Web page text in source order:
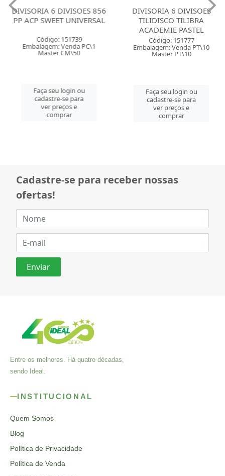
DIVISORIA 6 DIVISOES 856
PP ACP SWEET UNIVERSAL
Código: 151739
Embalagem: Venda PC\1
Master CM\50
Faça seu login ou
cadastre-se para
ver preços e
comprar
DIVISORIA 6 DIVISOES
TILIDISCO TILIBRA
ACADEMIE PASTEL
Código: 151777
Embalagem: Venda PT\10
Master PT\10
Faça seu login ou
cadastre-se para
ver preços e
comprar
Cadastre-se para receber nossas
ofertas!
Entre os melhores. Há quatro décadas,
sendo Ideal.
INSTITUCIONAL
Quem Somos
Blog
Política de Privacidade
Política de Venda